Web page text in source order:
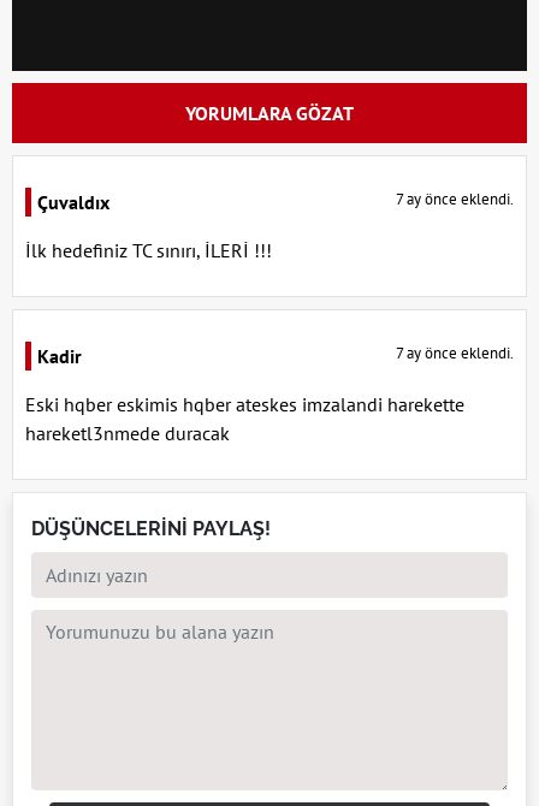
YORUMLARA GÖZAT
Çuvaldıx 7 ay önce eklendi.
İlk hedefiniz TC sınırı, İLERİ !!!
Kadir 7 ay önce eklendi.
Eski hqber eskimis hqber ateskes imzalandi harekette
hareketl3nmede duracak
DÜŞÜNCELERİNİ PAYLAŞ!